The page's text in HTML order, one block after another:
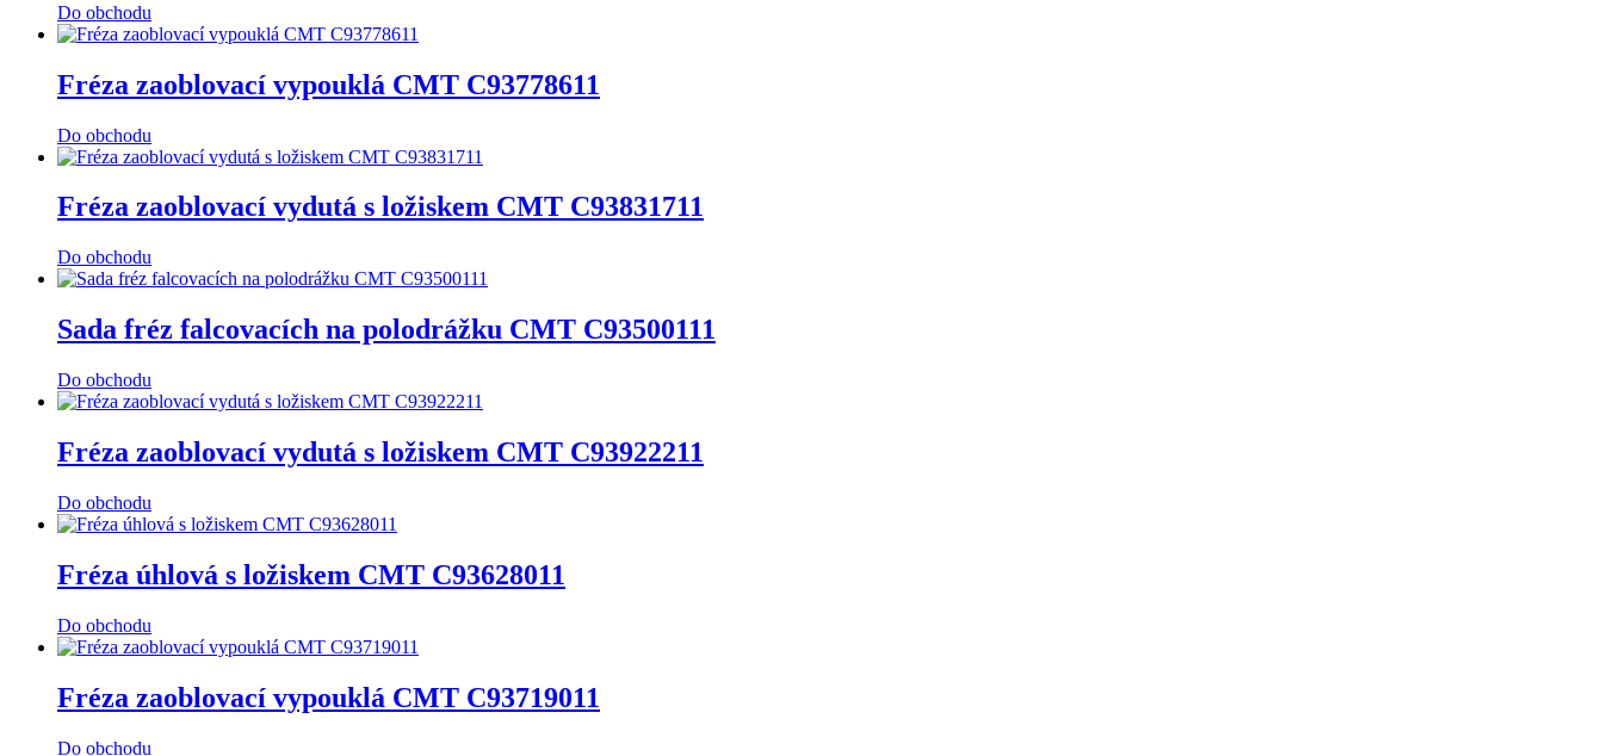
Do obchodu
Fréza zaoblovací vypouklá CMT C93778611
Do obchodu
Fréza zaoblovací vydutá s ložiskem CMT C93831711
Do obchodu
Sada fréz falcovacích na polodrážku CMT C93500111
Do obchodu
Fréza zaoblovací vydutá s ložiskem CMT C93922211
Do obchodu
Fréza úhlová s ložiskem CMT C93628011
Do obchodu
Fréza zaoblovací vypouklá CMT C93719011
Do obchodu